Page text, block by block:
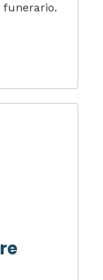
funerario.